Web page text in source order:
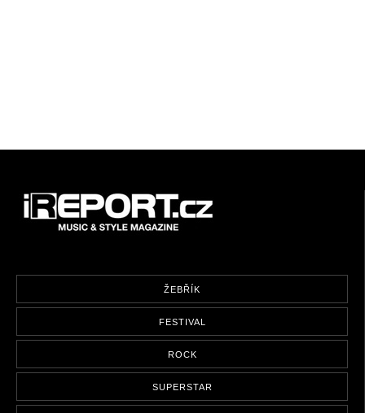
ŽEBŘÍK
FESTIVAL
ROCK
SUPERSTAR